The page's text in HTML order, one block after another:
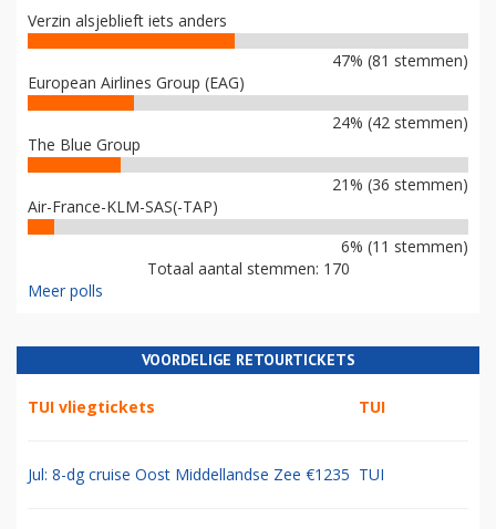
Verzin alsjeblieft iets anders
47% (81 stemmen)
European Airlines Group (EAG)
24% (42 stemmen)
The Blue Group
21% (36 stemmen)
Air-France-KLM-SAS(-TAP)
6% (11 stemmen)
Totaal aantal stemmen: 170
Meer polls
VOORDELIGE RETOURTICKETS
TUI vliegtickets TUI
Jul: 8-dg cruise Oost Middellandse Zee €1235 TUI